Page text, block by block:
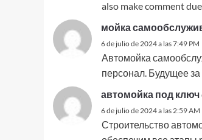
also make comment
мойка
6 de julio de 2024 a las 7:49 PM
Автомойка
персонал. Будущее
автомойка под ключ
6 de julio de 2024 a las 2:59 AM
Строительство